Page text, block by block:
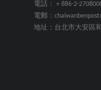
電話：＋886-2-
電郵：
地址：台北市大安區